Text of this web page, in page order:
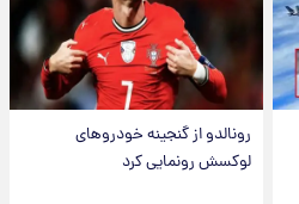
رونالدو از گنجینه خودروهای
لوکسش رونمایی کرد